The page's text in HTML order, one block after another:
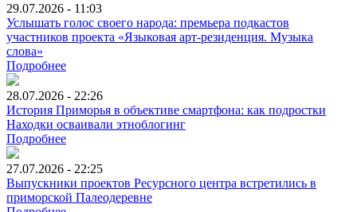
29.07.2026 - 11:03
Услышать голос своего народа: премьера подкастов
участников проекта «Языковая арт-резиденция. Музыка
слова»
Подробнее
28.07.2026 - 22:26
История Приморья в объективе смартфона: как подростки
Находки осваивали этноблогинг
Подробнее
27.07.2026 - 22:25
Выпускники проектов Ресурсного центра встретились в
приморской Палеодеревне